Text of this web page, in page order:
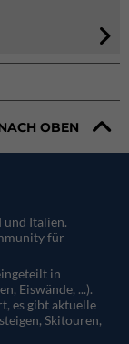
OBEN
und Italien.
für
in
Eiswände, ...).
es gibt aktuelle
Skitouren,